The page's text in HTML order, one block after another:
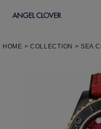
エン
HOME COLLECTION SEA